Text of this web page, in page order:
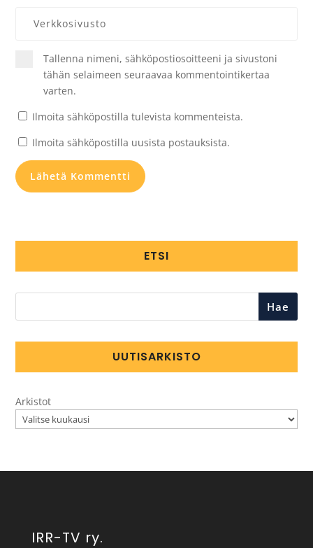
Tallenna nimeni, sähköpostiosoitteeni ja sivustoni
tähän selaimeen seuraavaa kommentointikertaa
varten.
Ilmoita sähköpostilla tulevista kommenteista.
Ilmoita sähköpostilla uusista postauksista.
ETSI
Hae
UUTISARKISTO
Arkistot
IRR-TV ry.